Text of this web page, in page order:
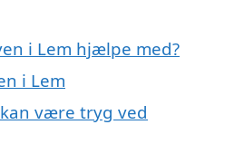
i Lem hjælpe med?
i Lem
være tryg ved